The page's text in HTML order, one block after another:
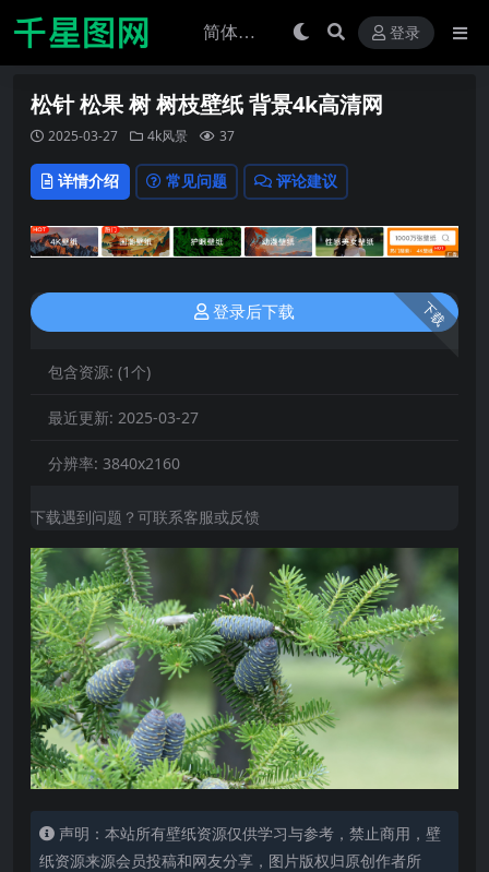
登录
松针 松果 树 树枝壁纸 背景4k高清网
2025-03-27 4k风景 37
详情介绍 常见问题 评论建议
下载
登录后下载
包含资源: (1个)
最近更新: 2025-03-27
分辨率: 3840x2160
下载遇到问题？可联系客服或反馈
声明：本站所有壁纸资源仅供学习与参考，禁止商用，壁
纸资源来源会员投稿和网友分享，图片版权归原创作者所